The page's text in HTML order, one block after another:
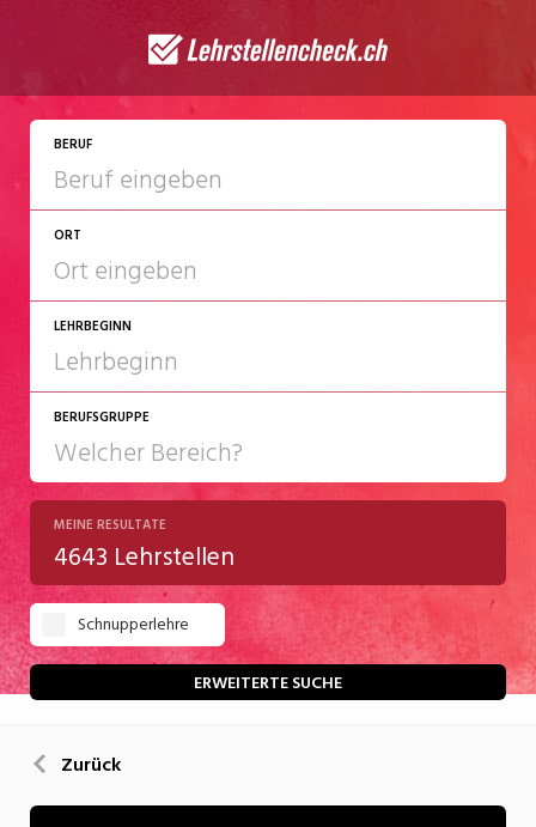
BERUF
ORT
LEHRBEGINN
2027
2028
BERUFSGRUPPE
Chemie/Pharma
Gastgewerbe
Gesundheit/Pflege/Soziales
Handwerk/Technik
Kultur
MEINE RESULTATE
4643 Lehrstellen
Schnupperlehre
ERWEITERTE SUCHE
Zurück